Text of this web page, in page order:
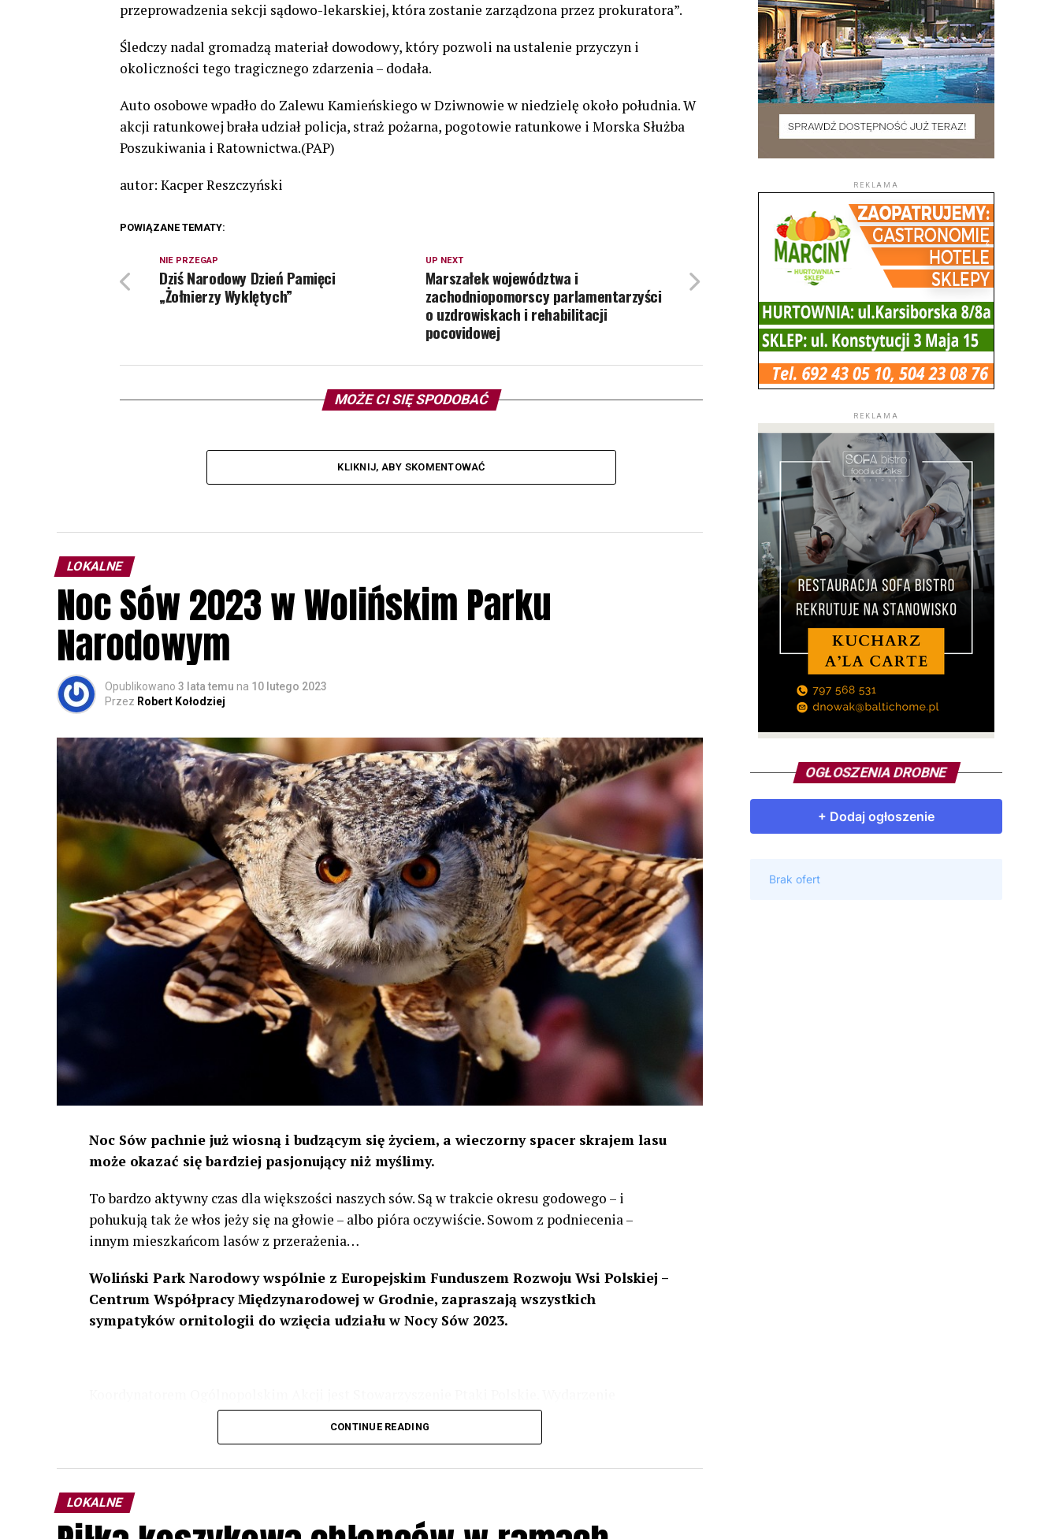
przeprowadzenia sekcji sądowo-lekarskiej, która zostanie zarządzona przez prokuratora”.
Śledczy nadal gromadzą materiał dowodowy, który pozwoli na ustalenie przyczyn i
okoliczności tego tragicznego zdarzenia – dodała.
Auto osobowe wpadło do Zalewu Kamieńskiego w Dziwnowie w niedzielę około południa. W
akcji ratunkowej brała udział policja, straż pożarna, pogotowie ratunkowe i Morska Służba
Poszukiwania i Ratownictwa.(PAP)
autor: Kacper Reszczyński
POWIĄZANE TEMATY:
UP NEXT
Marszałek województwa i
zachodniopomorscy parlamentarzyści
o uzdrowiskach i rehabilitacji
pocovidowej
NIE PRZEGAP
Dziś Narodowy Dzień Pamięci
„Żołnierzy Wyklętych”
MOŻE CI SIĘ SPODOBAĆ
KLIKNIJ, ABY SKOMENTOWAĆ
LOKALNE
Noc Sów 2023 w Wolińskim Parku
Narodowym
Opublikowano 3 lata temu na 10 lutego 2023
Przez Robert Kołodziej
Noc Sów pachnie już wiosną i budzącym się życiem, a wieczorny spacer skrajem lasu
może okazać się bardziej pasjonujący niż myślimy.
To bardzo aktywny czas dla większości naszych sów. Są w trakcie okresu godowego – i
pohukują tak że włos jeży się na głowie – albo pióra oczywiście. Sowom z podniecenia –
innym mieszkańcom lasów z przerażenia…
Woliński Park Narodowy wspólnie z Europejskim Funduszem Rozwoju Wsi Polskiej –
Centrum Współpracy Międzynarodowej w Grodnie, zapraszają wszystkich
sympatyków ornitologii do wzięcia udziału w Nocy Sów 2023.
odbędzie się w dniach24 i 25 lutego 2023 r. wg harmonogramu przedstawionego na
Wszystkich uczestników zapraszamy do udziału w Akcji, włączenia się w aktywne
CONTINUE READING
LOKALNE
REKLAMA
REKLAMA
OGŁOSZENIA DROBNE